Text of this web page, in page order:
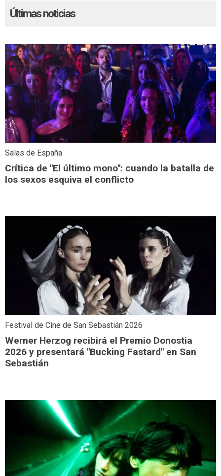
Últimas noticias
Salas de España
Crítica de "El último mono": cuando la batalla de
los sexos esquiva el conflicto
Festival de Cine de San Sebastián 2026
Werner Herzog recibirá el Premio Donostia
2026 y presentará "Bucking Fastard" en San
Sebastián